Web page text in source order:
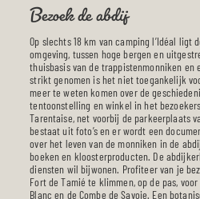
Op slechts 18 km van camping l’Idéal ligt
omgeving, tussen hoge bergen en
thuisbasis van de trappistenmonniken en
strikt genomen is het niet toegankelijk
meer te weten komen over de
tentoonstelling en winkel in het
Tarentaise, net voorbij de parkeerplaats
bestaat uit foto’s en er wordt een
over het leven van de monniken in de
boeken en kloosterproducten. De
diensten wil bijwonen. Profiteer van je
Fort de Tamié te klimmen, op de pas,
Blanc en de Combe de Savoie. Een